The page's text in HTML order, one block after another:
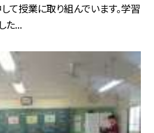
て授業に取り組んでいます。学習
た...